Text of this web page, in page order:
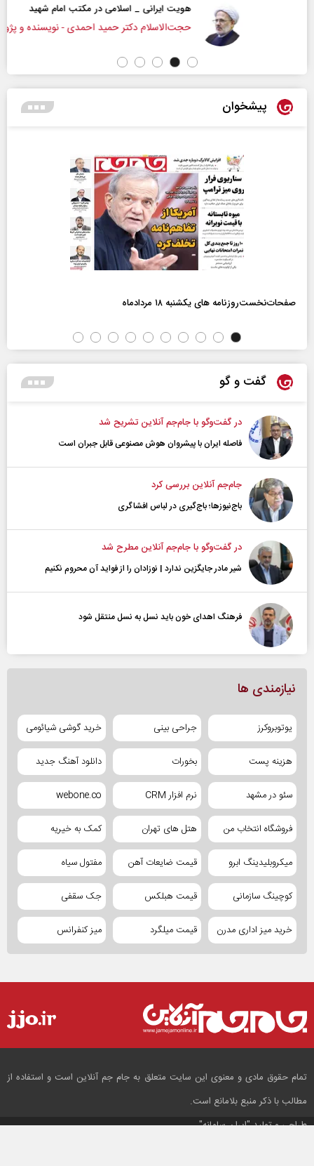
هویت ایرانی _ اسلامی در مکتب امام شهید
حجت‌الاسلام دکتر حمید احمدی - نویسنده و پژوهشگر
پیشخوان
صفحات‌نخست‌روزنامه ها‌ی یکشنبه ۱۸ مردادماه
گفت و گو
در گفت‌و‌گو با جام‌جم آنلاین تشریح شد
فاصله ایران با پیشرو‌ان هوش مصنوعی قابل جبران است
جام‌جم آنلاین بررسی کرد
باج‌نیوزها؛ باج‌گیری در لباس افشاگری
در گفت‌و‌گو با جام‌جم آنلاین مطرح شد
شیر مادر جایگزین ندارد | نوزادان را از فواید آن محروم نکنیم
فرهنگ اهدای خون باید نسل به نسل منتقل شود
نیازمندی ها
یوتوبروکرز جراحی بینی خرید گوشی شیائومی
هزینه پست بخورات دانلود آهنگ جدید
سئو در مشهد نرم افزار CRM webone.co
فروشگاه انتخاب من هتل های تهران کمک به خیریه
میکروبلیدینگ ابرو قیمت ضایعات آهن مفتول سیاه
کوچینگ سازمانی قیمت هبلکس جک سقفی
خرید میز اداری مدرن قیمت میلگرد میز کنفرانس
تمام حقوق مادی و معنوی این سایت متعلق به جام جم آنلاین است و استفاده از
مطالب با ذکر منبع بلامانع است.
طراحی و تولید"ایران سامانه"